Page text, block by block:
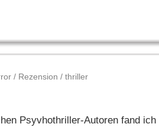
/ Rezension /thriller
Psyvhothriller-Autoren fand ich